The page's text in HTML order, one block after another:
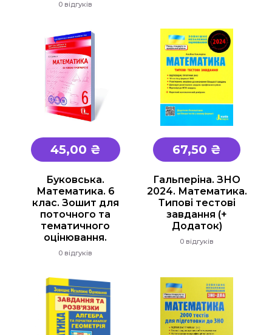
0 відгуків
45,00 ₴
Буковська.
Математика. 6
клас. Зошит для
поточного та
тематичного
оцінювання.
0 відгуків
67,50 ₴
Гальперіна. ЗНО
2024. Математика.
Типові тестові
завдання (+
Додаток)
0 відгуків
ЗНО та ДПА
4 клас
9 клас
11 клас
Художня література
"Є" Підтримка, витратьте вашу тисячу з
користю
Для дітей
Для дорослих